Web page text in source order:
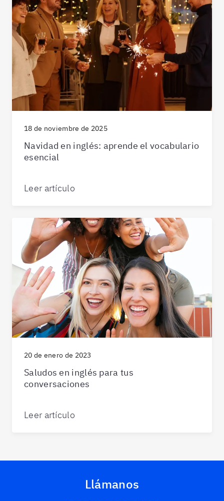
18 de noviembre de 2025
Navidad en inglés: aprende el vocabulario
esencial
Leer artículo
20 de enero de 2023
Saludos en inglés para tus
conversaciones
Leer artículo
Llámanos